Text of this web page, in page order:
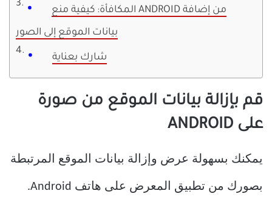
المكافأة: كيفية منع ANDROID من إضافة
بيانات الموقع إلى الصور
شارك بعناية
قم بإزالة بيانات الموقع من صورة
على ANDROID
يمكنك بسهولة عرض وإزالة بيانات الموقع المرتبطة
بصورك من تطبيق المعرض على هاتف Android.